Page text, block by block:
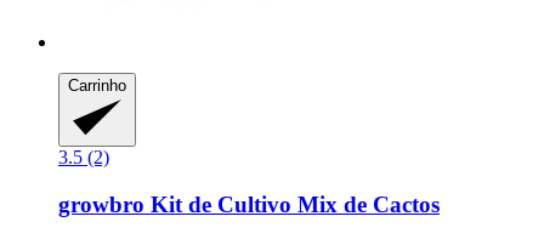
Carrinho
3.5 (2)
growbro Kit de Cultivo Mix de Cactos